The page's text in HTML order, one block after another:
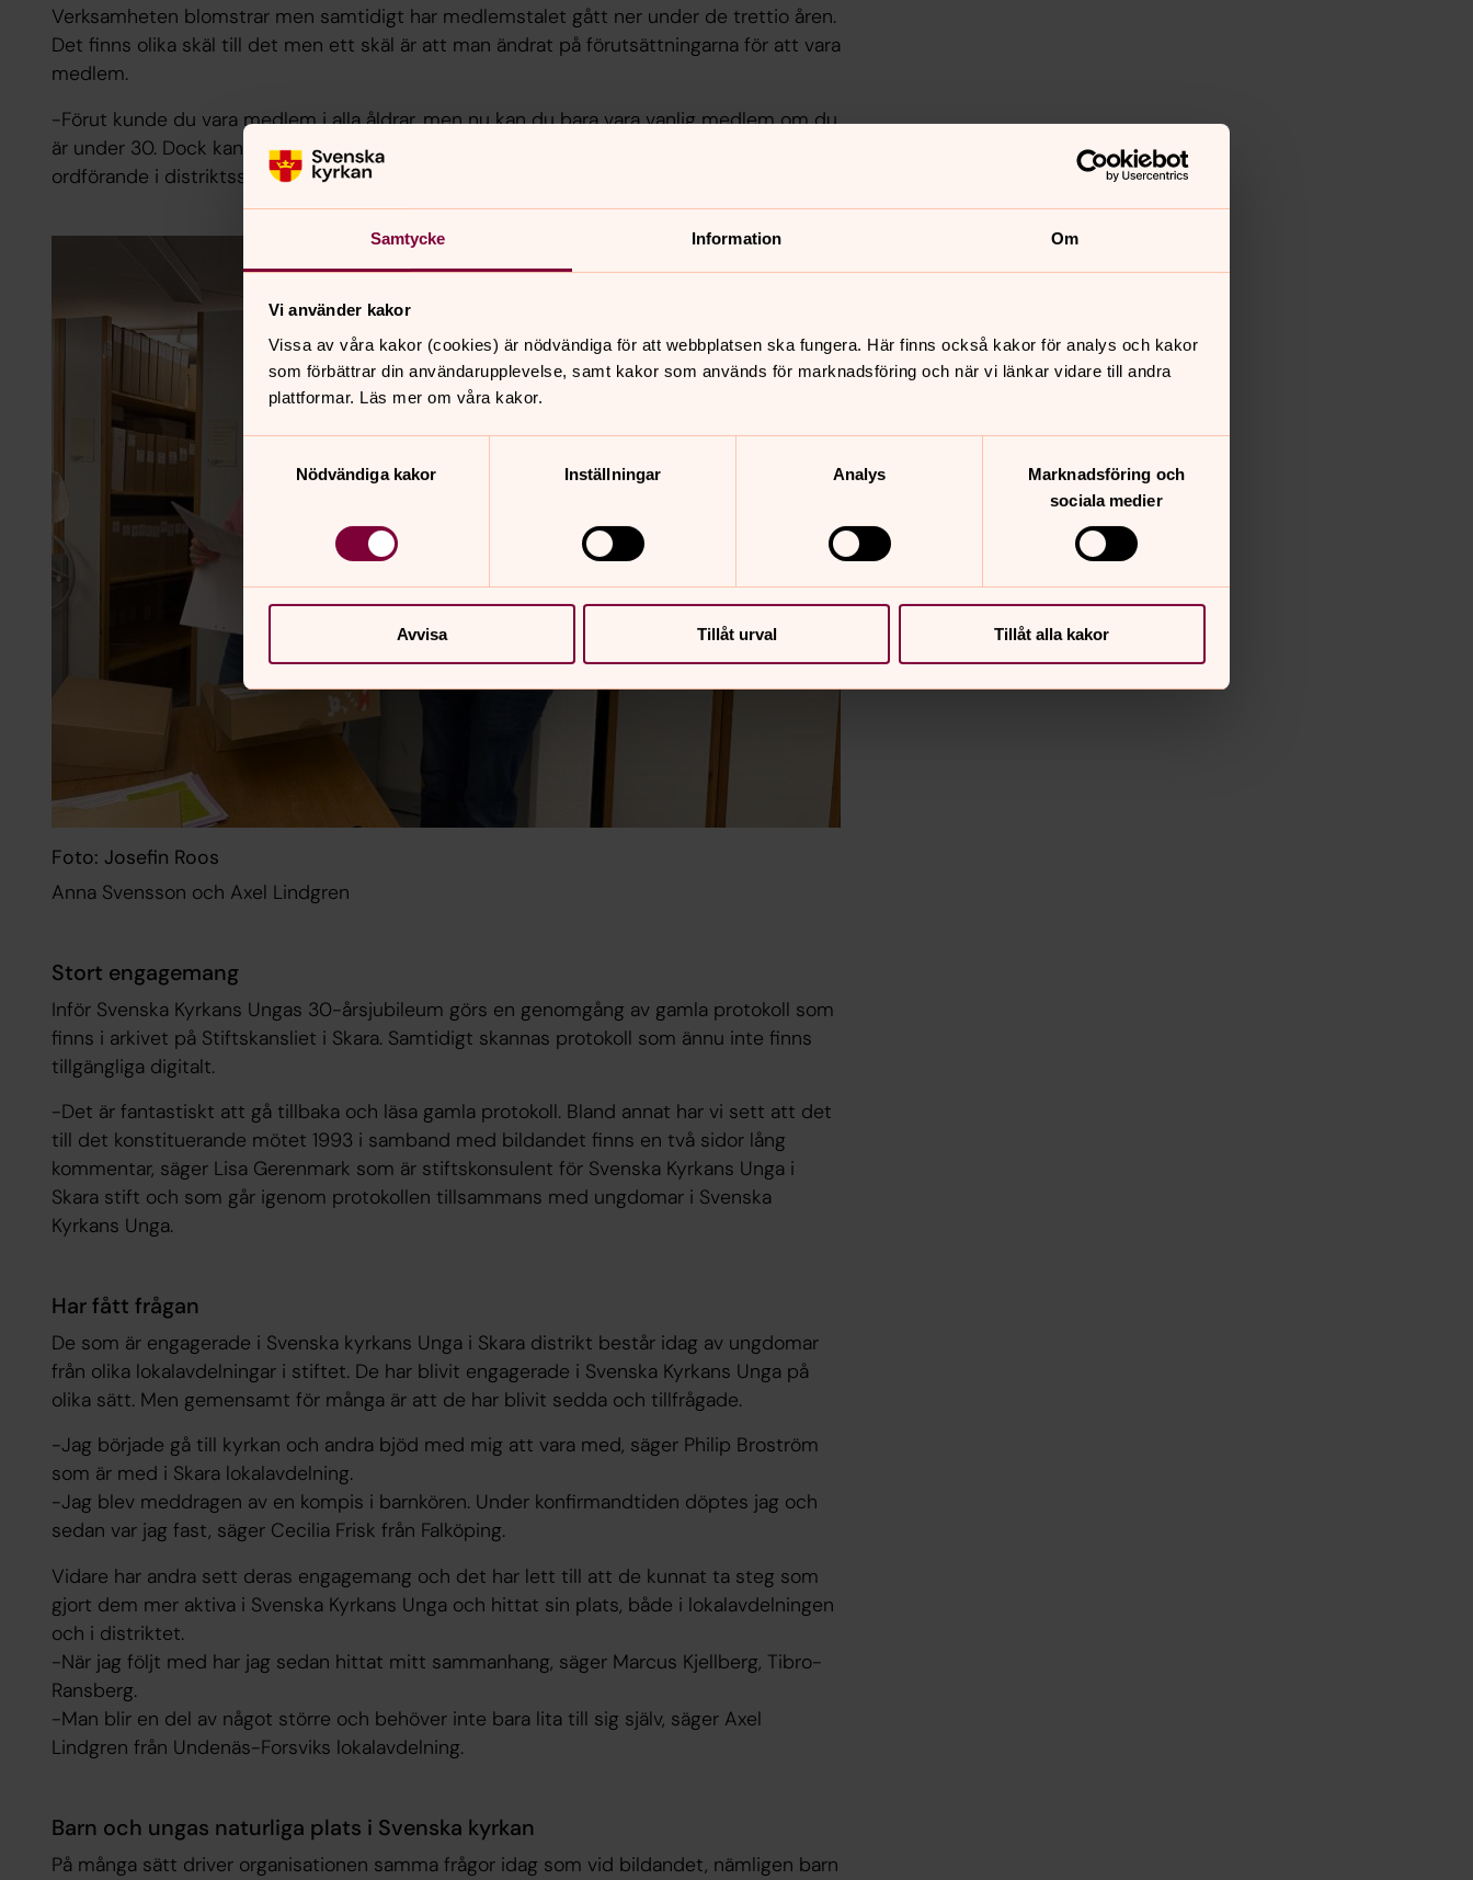
Samtycke Information Om
Vi använder kakor
Vissa av våra kakor (cookies) är nödvändiga för att webbplatsen ska fungera. Här finns också kakor för analys och kakor
som förbättrar din användarupplevelse, samt kakor som används för marknadsföring och när vi länkar vidare till andra
plattformar. Läs mer om våra kakor.
Nödvändiga kakor
Inställningar Analys
Marknadsföring och
sociala medier
Avvisa Tillåt urval Tillåt alla kakor
Verksamheten blomstrar men samtidigt har medlemstalet gått ner under de trettio åren.
Det finns olika skäl till det men ett skäl är att man ändrat på förutsättningarna för att vara
medlem.
-Förut kunde du vara medlem i alla åldrar, men nu kan du bara vara vanlig medlem om du
är under 30. Dock kan du vara stödmedlem om du är över 30, säger Axel Lindgren som är
ordförande i distriktsstyrelsen i Skara stift.
Foto: Josefin Roos
Anna Svensson och Axel Lindgren
Stort engagemang
Inför Svenska Kyrkans Ungas 30-årsjubileum görs en genomgång av gamla protokoll som
finns i arkivet på Stiftskansliet i Skara. Samtidigt skannas protokoll som ännu inte finns
tillgängliga digitalt.
-Det är fantastiskt att gå tillbaka och läsa gamla protokoll. Bland annat har vi sett att det
till det konstituerande mötet 1993 i samband med bildandet finns en två sidor lång
kommentar, säger Lisa Gerenmark som är stiftskonsulent för Svenska Kyrkans Unga i
Skara stift och som går igenom protokollen tillsammans med ungdomar i Svenska
Kyrkans Unga.
Har fått frågan
De som är engagerade i Svenska kyrkans Unga i Skara distrikt består idag av ungdomar
från olika lokalavdelningar i stiftet. De har blivit engagerade i Svenska Kyrkans Unga på
olika sätt. Men gemensamt för många är att de har blivit sedda och tillfrågade.
-Jag började gå till kyrkan och andra bjöd med mig att vara med, säger Philip Broström
som är med i Skara lokalavdelning.
-Jag blev meddragen av en kompis i barnkören. Under konfirmandtiden döptes jag och
sedan var jag fast, säger Cecilia Frisk från Falköping.
Vidare har andra sett deras engagemang och det har lett till att de kunnat ta steg som
gjort dem mer aktiva i Svenska Kyrkans Unga och hittat sin plats, både i lokalavdelningen
och i distriktet.
-När jag följt med har jag sedan hittat mitt sammanhang, säger Marcus Kjellberg, Tibro-
Ransberg.
-Man blir en del av något större och behöver inte bara lita till sig själv, säger Axel
Lindgren från Undenäs-Forsviks lokalavdelning.
Barn och ungas naturliga plats i Svenska kyrkan
På många sätt driver organisationen samma frågor idag som vid bildandet, nämligen barn